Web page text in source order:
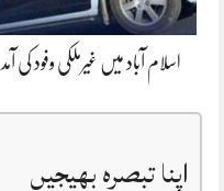
اسلام آباد میں غیرملکی وفود
اپنا تبصرہ بھیجیں